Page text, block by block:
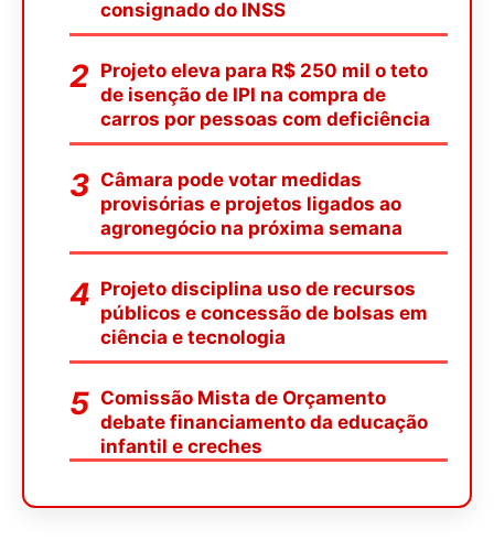
consignado do INSS
Projeto eleva para R$ 250 mil o teto
de isenção de IPI na compra de
carros por pessoas com deficiência
Câmara pode votar medidas
provisórias e projetos ligados ao
agronegócio na próxima semana
Projeto disciplina uso de recursos
públicos e concessão de bolsas em
ciência e tecnologia
Comissão Mista de Orçamento
debate financiamento da educação
infantil e creches